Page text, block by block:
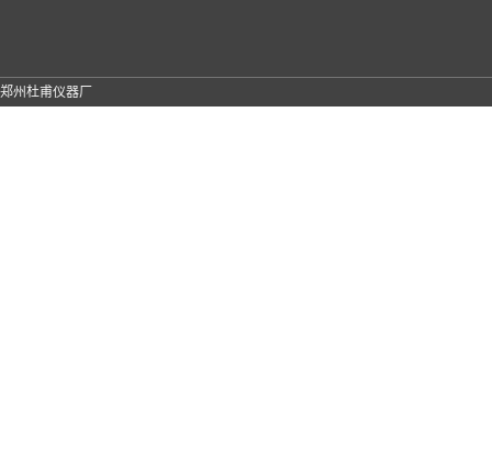
郑州杜甫仪器厂